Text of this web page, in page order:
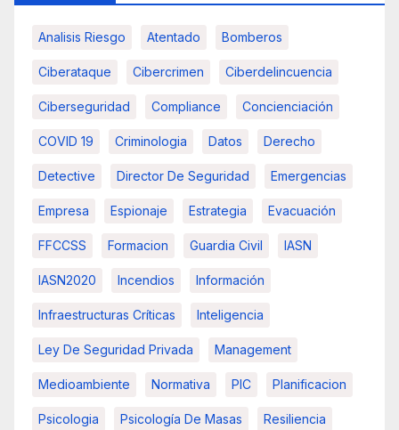
Analisis Riesgo Atentado Bomberos
Ciberataque Cibercrimen Ciberdelincuencia
Ciberseguridad Compliance Concienciación
COVID 19 Criminologia Datos Derecho
Detective Director De Seguridad Emergencias
Empresa Espionaje Estrategia Evacuación
FFCCSS Formacion Guardia Civil IASN
IASN2020 Incendios Información
Infraestructuras Críticas Inteligencia
Ley De Seguridad Privada Management
Medioambiente Normativa PIC Planificacion
Psicologia Psicología De Masas Resiliencia